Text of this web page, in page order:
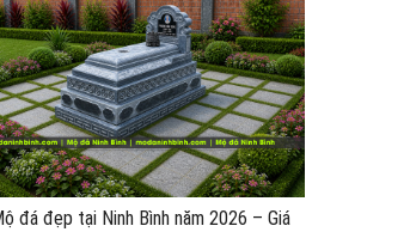
đá đẹp tại Ninh Bình năm 2026 – Giá